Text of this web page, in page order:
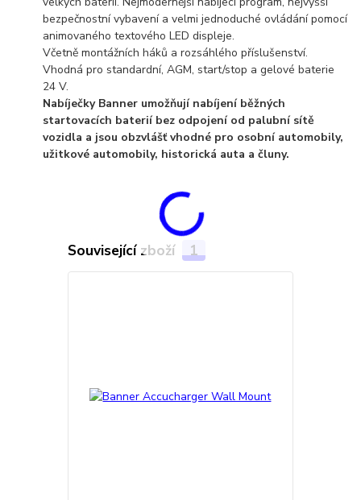
bezpečnostní vybavení a velmi jednoduché ovládání pomocí
animovaného textového LED displeje.
Včetně montážních háků a rozsáhlého příslušenství.
Vhodná pro standardní, AGM, start/stop a gelové baterie
24 V.
Nabíječky Banner umožňují nabíjení běžných
startovacích baterií bez odpojení od palubní sítě
vozidla a jsou obzvlášť vhodné pro osobní automobily,
užitkové automobily, historická auta a čluny.
Související zboží 1